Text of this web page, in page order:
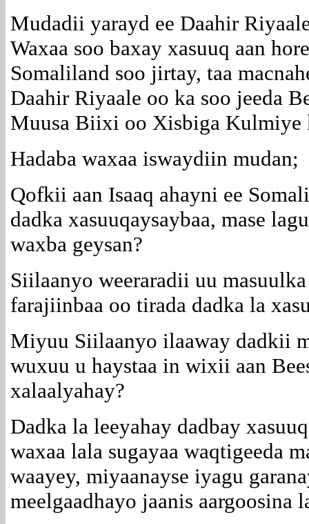
Mudadii yarayd ee Daahir
Waxaa soo baxay xasuuq aan
Somaliland soo jirtay, taa
Daahir Riyaale oo ka soo jeeda
Muusa Biixi oo Xisbiga Kulmiye
Hadaba waxaa iswaydiin mudan;
Qofkii aan Isaaq ahayni ee
dadka xasuuqaysaybaa, mase
waxba geysan?
Siilaanyo weeraradii uu
farajiinbaa oo tirada dadka la
Miyuu Siilaanyo ilaaway dadkii
wuxuu u haystaa in wixii aan
xalaalyahay?
Dadka la leeyahay dadbay
waxaa lala sugayaa waqtigeeda
waayey, miyaanayse iyagu
meelgaadhayo jaanis aargoosina